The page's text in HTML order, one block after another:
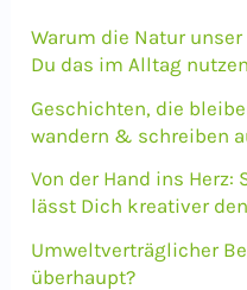
n
c
h
:
Warum die Natur
Du das im Alltag
Geschichten, die
wandern & schreiben
Von der Hand ins
lässt Dich kreativer
Umweltverträglicher
überhaupt?